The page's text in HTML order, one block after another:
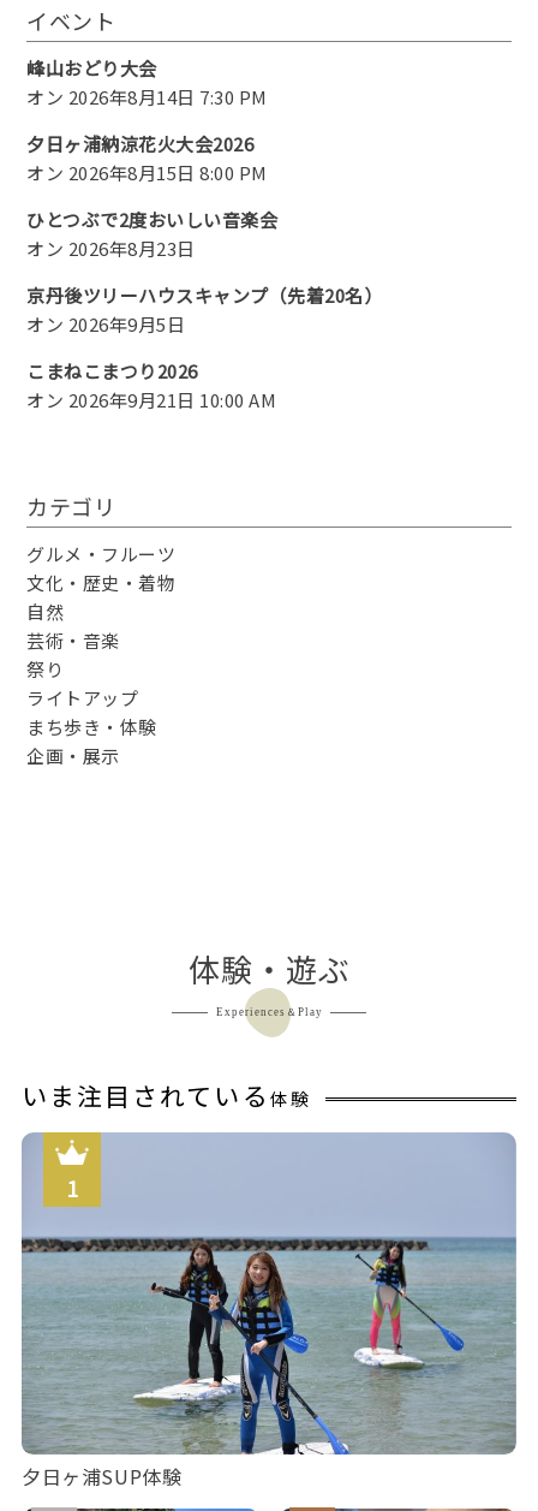
イベント
峰山おどり大会
オン 2026年8月14日 7:30 PM
夕日ヶ浦納涼花火大会2026
オン 2026年8月15日 8:00 PM
ひとつぶで2度おいしい音楽会
オン 2026年8月23日
京丹後ツリーハウスキャンプ（先着20名）
オン 2026年9月5日
こまねこまつり2026
オン 2026年9月21日 10:00 AM
カテゴリ
グルメ・フルーツ
文化・歴史・着物
自然
芸術・音楽
祭り
ライトアップ
まち歩き・体験
企画・展示
体験・遊ぶ
Experiences＆Play
いま注目されている 体験
夕日ヶ浦SUP体験